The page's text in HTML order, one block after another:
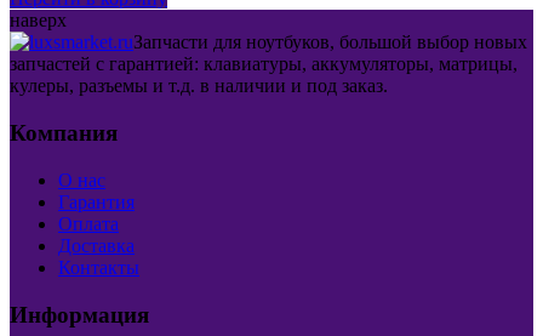
наверх
Запчасти для ноутбуков, большой выбор новых
запчастей с гарантией: клавиатуры, аккумуляторы, матрицы,
кулеры, разъемы и т.д. в наличии и под заказ.
Компания
О нас
Гарантия
Оплата
Доставка
Контакты
Информация